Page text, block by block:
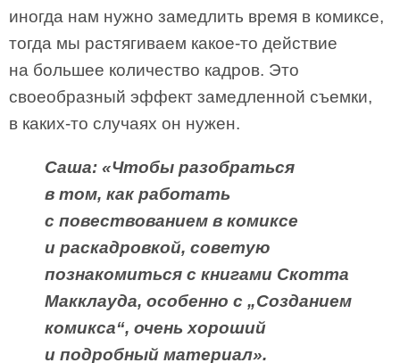
иногда нам нужно замедлить время в комиксе,
тогда мы растягиваем какое-то действие
на большее количество кадров. Это
своеобразный эффект замедленной съемки,
в каких-то случаях он нужен.
Саша: «Чтобы разобраться
в том, как работать
с повествованием в комиксе
и раскадровкой, советую
познакомиться с книгами Скотта
Макклауда, особенно с „Созданием
комикса“, очень хороший
и подробный материал».